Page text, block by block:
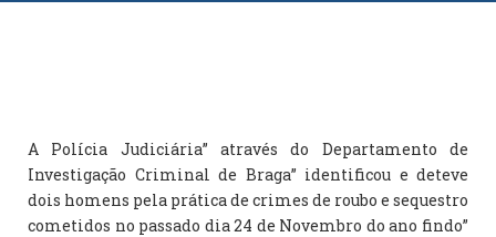
A Polícia Judiciária” através do Departamento de
Investigação Criminal de Braga” identificou e deteve
dois homens pela prática de crimes de roubo e sequestro
cometidos no passado dia 24 de Novembro do ano findo”